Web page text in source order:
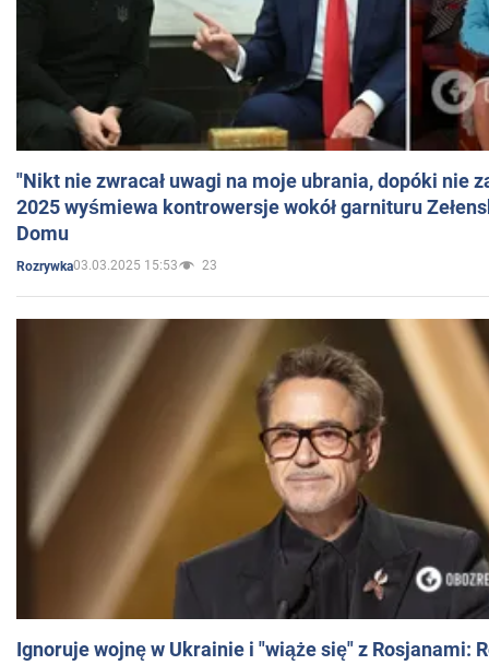
"Nikt nie zwracał uwagi na moje ubrania, dopóki nie
2025 wyśmiewa kontrowersje wokół garnituru
Domu
Rozrywka03.03.2025 15:53 23
Ignoruje wojnę w Ukrainie i "wiąże się" z Rosjanami: